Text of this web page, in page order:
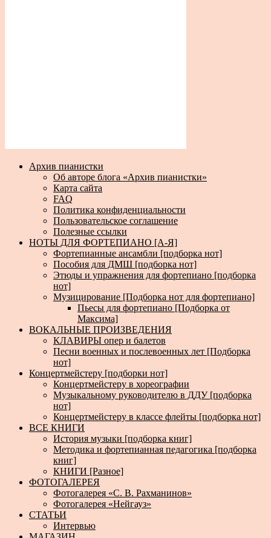
Архив пианистки
Об авторе блога «Архив пианистки»
Карта сайта
FAQ
Политика конфиденциальности
Пользовательское соглашение
Полезные ссылки
НОТЫ ДЛЯ ФОРТЕПИАНО [А-Я]
Фортепианные ансамбли [подборка нот]
Пособия для ДМШ [подборка нот]
Этюды и упражнения для фортепиано [подборка
нот]
Музицирование [Подборка нот для фортепиано]
Пьесы для фортепиано [Подборка от
Максима]
ВОКАЛЬНЫЕ ПРОИЗВЕДЕНИЯ
КЛАВИРЫ опер и балетов
Песни военных и послевоенных лет [Подборка
нот]
Концертмейстеру [подборки нот]
Концертмейстеру в хореографии
Музыкальному руководителю в ДДУ [подборка
нот]
Концертмейстеру в классе флейты [подборка нот]
ВСЕ КНИГИ
История музыки [подборка книг]
Методика и фортепианная педагогика [подборка
книг]
КНИГИ [Разное]
ФОТОГАЛЕРЕЯ
Фотогалерея «С. В. Рахманинов»
Фотогалерея «Нейгауз»
СТАТЬИ
Интервью